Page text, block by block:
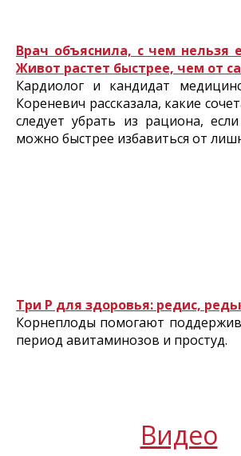
Врач объяснила, с чем нельзя
Живот растет быстрее, чем от
Кардиолог и кандидат
Кореневич рассказала, какие
следует убрать из рациона,
можно быстрее избавиться от
Три Р для здоровья: редис,
Корнеплоды помогают
период авитаминозов и простуд.
Видео